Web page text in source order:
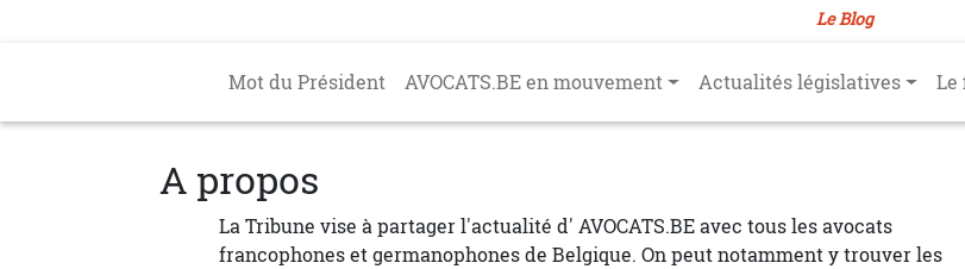
Le Blog
Main navigation
Mot du Président AVOCATS.BE en mouvement Actualités législatives Le
A propos
La Tribune vise à partager l'actualité d' AVOCATS.BE avec tous les avocats
francophones et germanophones de Belgique. On peut notamment y trouver les